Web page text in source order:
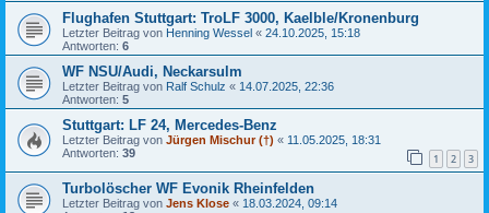
Flughafen Stuttgart: TroLF 3000, Kaelble/Kronenburg
Letzter Beitrag von Henning Wessel « 24.10.2025, 15:18
Antworten: 6
WF NSU/Audi, Neckarsulm
Letzter Beitrag von Ralf Schulz « 14.07.2025, 22:36
Antworten: 5
Stuttgart: LF 24, Mercedes-Benz
Letzter Beitrag von Jürgen Mischur (†) « 11.05.2025, 18:31
Antworten: 39 1 2 3
Turbolöscher WF Evonik Rheinfelden
Letzter Beitrag von Jens Klose « 18.03.2024, 09:14